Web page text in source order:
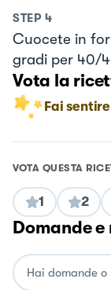
STEP 4
Cuocete in
gradi per 40/
Vota la
Fai
VOTA QUESTA
1 2
Domande e